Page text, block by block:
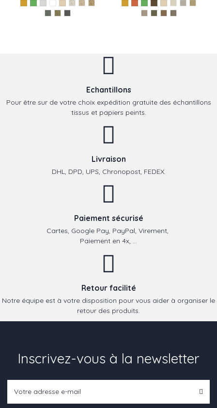
Echantillons
Pour être sur de votre choix expédition gratuite des échantillons
tissus et papiers peints.
Livraison
DHL, DPD, UPS, Chronopost, FEDEX.
Paiement sécurisé
Cartes, Google Pay, PayPal, Virement,
Paiement en 4x, ...
Retour facilité
Notre équipe est à votre disposition pour vous aider à organiser le
retour des produits.
Inscrivez-vous à la newsletter